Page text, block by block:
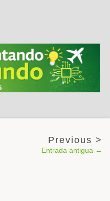
Entrada antigua →